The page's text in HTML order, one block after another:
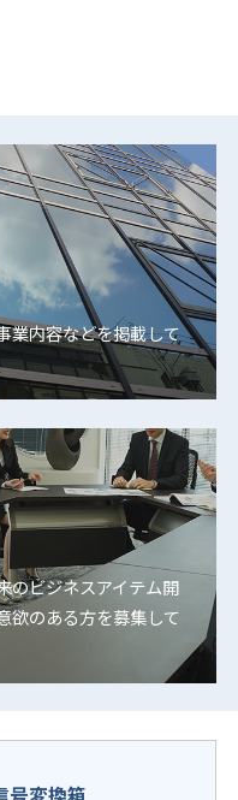
業内容などを掲載して
のビジネスアイテム開
欲のある方を募集して
号変換箱